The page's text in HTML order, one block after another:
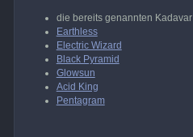
die bereits genannten Kadavar
Earthless
Electric Wizard
Black Pyramid
Glowsun
Acid King
Pentagram